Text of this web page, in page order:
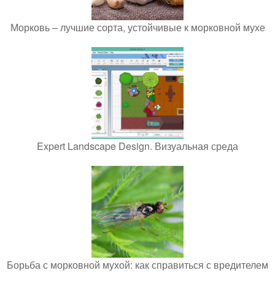
Морковь – лучшие сорта, устойчивые к морковной мухе
Expert Landscape Design. Визуальная среда
Борьба с морковной мухой: как справиться с вредителем